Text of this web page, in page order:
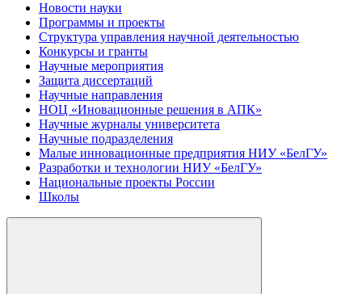
Новости науки
Программы и проекты
Структура управления научной деятельностью
Конкурсы и гранты
Научные мероприятия
Защита диссертаций
Научные направления
НОЦ «Иновационные решения в АПК»
Научные журналы университета
Научные подразделения
Малые инновационные предприятия НИУ «БелГУ»
Разработки и технологии НИУ «БелГУ»
Национальные проекты России
Школы